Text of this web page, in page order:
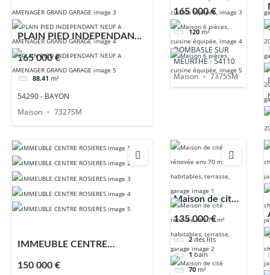
PLAIN PIED INDEPENDANT
NEUF A AMENAGER GRAND
165 000 €
88.41 m²
54290 - BAYON
Maison
7327SM
pièces, cuisine
équipée,
165 000 €
120 m²
DOMBASLE SUR
MEURTHE - 54110
Maison
7375SM
IMMEUBLE CENTRE
150 000 €
Maison de cité
rénovée env 70
terrasse, garage
135 000 €
2 des lits
1 bain
70 m²